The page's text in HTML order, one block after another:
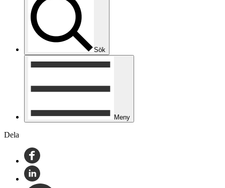
Sök
Meny
Dela